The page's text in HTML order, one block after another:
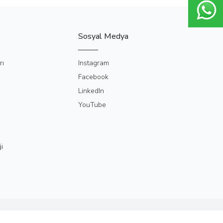
Sosyal Medya
Instagram
Facebook
LinkedIn
YouTube